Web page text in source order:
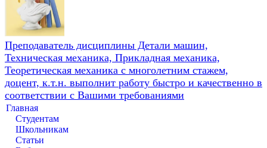
Преподаватель дисциплины Детали машин,
Техническая механика, Прикладная механика,
Теоретическая механика с многолетним стажем,
доцент, к.т.н. выполнит работу быстро и качественно в
соответствии с Вашими требованиями
Главная
Студентам
Школьникам
Статьи